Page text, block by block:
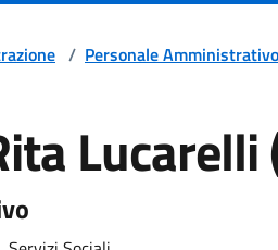
/ Personale Amministrativo
Lucarelli